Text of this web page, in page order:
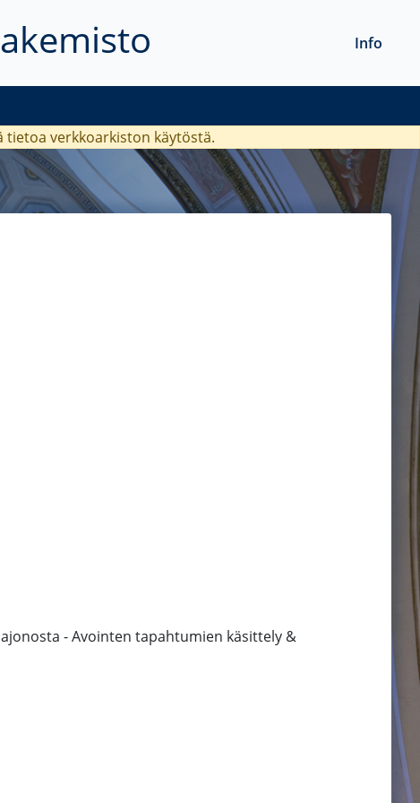
Info
tietoa verkkoarkiston käytöstä.
- Avointen tapahtumien käsittely &